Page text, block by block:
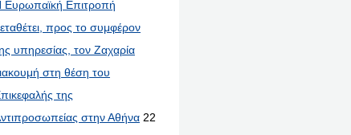
Ευρωπαϊκή Επιτροπή
προς το συμφέρον
υπηρεσίας, τον Ζαχαρία
στη θέση του
της
στην Αθήνα 22